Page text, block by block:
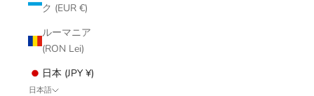
ク (EUR €)
ルーマニア
(RON Lei)
日本 (JPY ¥)
日本語